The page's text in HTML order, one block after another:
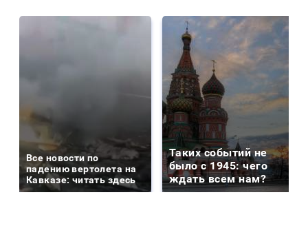
Все новости по
падению вертолета на
Кавказе: читать здесь
Таких событий не
было с 1945: чего
ждать всем нам?